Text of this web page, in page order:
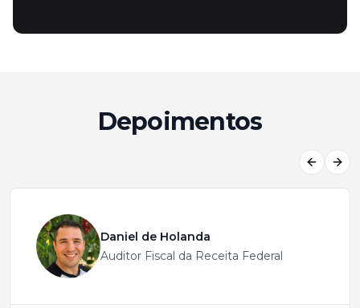
Depoimentos
Daniel de Holanda
Auditor Fiscal da Receita Federal